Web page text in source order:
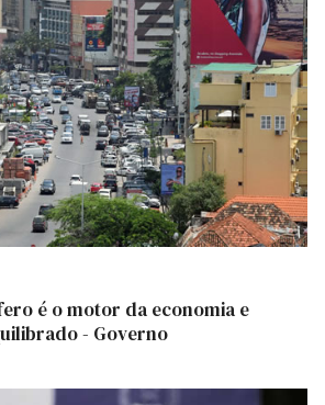
é o motor da economia e
- Governo